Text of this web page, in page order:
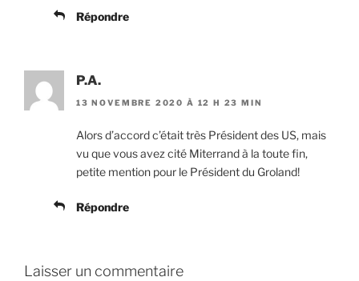
Répondre
P.A.
13 NOVEMBRE 2020 À 12 H 23 MIN
Alors d’accord c’était très Président des US, mais
vu que vous avez cité Miterrand à la toute fin,
petite mention pour le Président du Groland!
Répondre
Laisser un commentaire